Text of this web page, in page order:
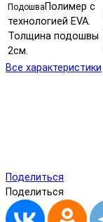
Подошва Полимер с
технологией EVA.
Толщина подошвы
2см.
Все характеристики
Поделиться
Поделиться